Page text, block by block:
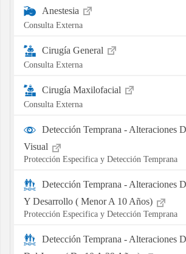
Anestesia
Consulta Externa
Cirugía General
Consulta Externa
Cirugía Maxilofacial
Consulta Externa
Detección Temprana - Alteraciones
Visual
Protección Especifica y Detección Temprana
Detección Temprana - Alteraciones
Y Desarrollo ( Menor A 10 Años)
Protección Especifica y Detección Temprana
Detección Temprana - Alteraciones